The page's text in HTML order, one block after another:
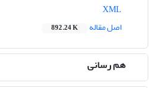
اصل مقاله
892.24 K
هم رسانی